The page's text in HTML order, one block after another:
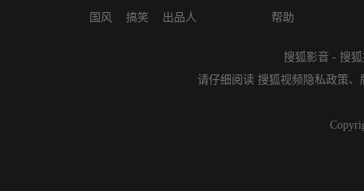
国风
搞笑
出品人
帮助
搜狐影音 - 搜
请仔细阅读 搜狐视频隐私政策、